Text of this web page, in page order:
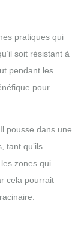
pratiques qui
soit résistant à
pendant les
pour
pousse dans une
tant qu’ils
zones qui
cela pourrait